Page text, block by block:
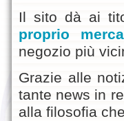
Il sito dà ai
proprio
negozio più
Grazie alle
tante news in
alla filosofia